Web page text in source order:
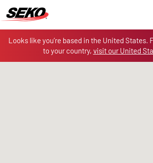
Looks like you’re based in the United States.
to your country, visit our United